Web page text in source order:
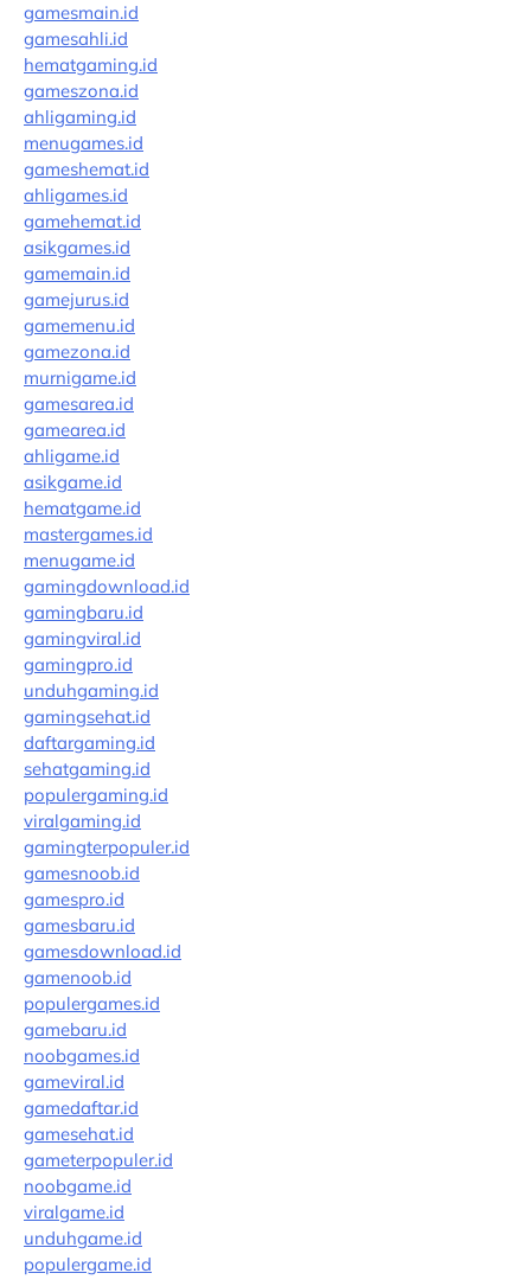
gamesmain.id
gamesahli.id
hematgaming.id
gameszona.id
ahligaming.id
menugames.id
gameshemat.id
ahligames.id
gamehemat.id
asikgames.id
gamemain.id
gamejurus.id
gamemenu.id
gamezona.id
murnigame.id
gamesarea.id
gamearea.id
ahligame.id
asikgame.id
hematgame.id
mastergames.id
menugame.id
gamingdownload.id
gamingbaru.id
gamingviral.id
gamingpro.id
unduhgaming.id
gamingsehat.id
daftargaming.id
sehatgaming.id
populergaming.id
viralgaming.id
gamingterpopuler.id
gamesnoob.id
gamespro.id
gamesbaru.id
gamesdownload.id
gamenoob.id
populergames.id
gamebaru.id
noobgames.id
gameviral.id
gamedaftar.id
gamesehat.id
gameterpopuler.id
noobgame.id
viralgame.id
unduhgame.id
populergame.id